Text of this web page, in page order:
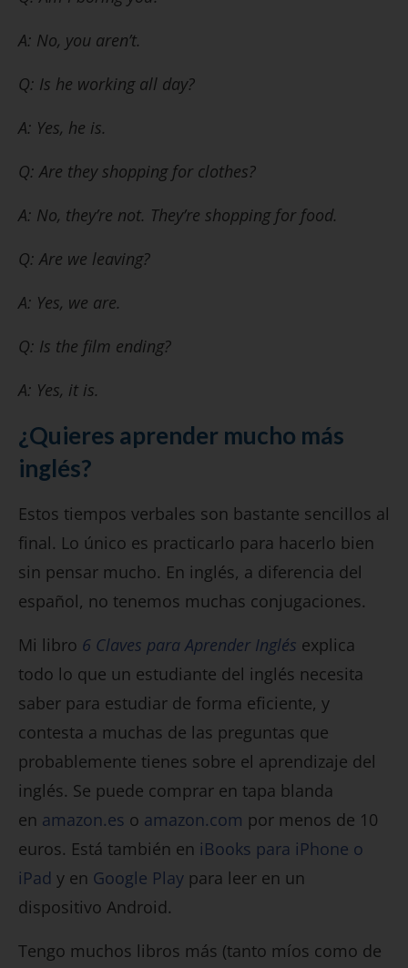
A: No, you aren’t.
Q: Is he working all day?
A: Yes, he is.
Q: Are they shopping for clothes?
A: No, they’re not. They’re shopping for food.
Q: Are we leaving?
A: Yes, we are.
Q: Is the film ending?
A: Yes, it is.
¿Quieres aprender mucho más
inglés?
Estos tiempos verbales son bastante sencillos al
final. Lo único es practicarlo para hacerlo bien
sin pensar mucho. En inglés, a diferencia del
español, no tenemos muchas conjugaciones.
Mi libro 6 Claves para Aprender Inglés explica
todo lo que un estudiante del inglés necesita
saber para estudiar de forma eficiente, y
contesta a muchas de las preguntas que
probablemente tienes sobre el aprendizaje del
inglés. Se puede comprar en tapa blanda
en amazon.es o amazon.com por menos de 10
euros. Está también en iBooks para iPhone o
iPad y en Google Play para leer en un
dispositivo Android.
Tengo muchos libros más (tanto míos como de